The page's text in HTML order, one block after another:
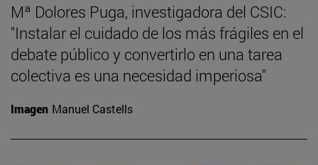
Mª Dolores Puga, investigadora del CSIC:
"Instalar el cuidado de los más frágiles en el
debate público y convertirlo en una tarea
colectiva es una necesidad imperiosa"
Imagen Manuel Castells